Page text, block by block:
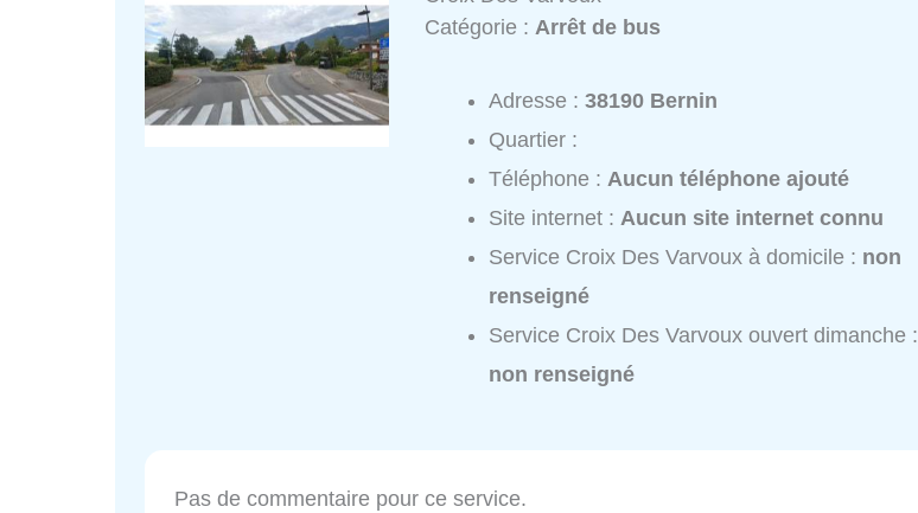
Catégorie :Arrêt de bus
Adresse :38190 Bernin
Quartier :
Téléphone : Aucun téléphone ajouté
Site internet : Aucun site internet connu
Service Croix Des Varvoux à domicile : non
renseigné
Service Croix Des Varvoux ouvert dimanche :
non renseigné
Pas de commentaire pour ce service.